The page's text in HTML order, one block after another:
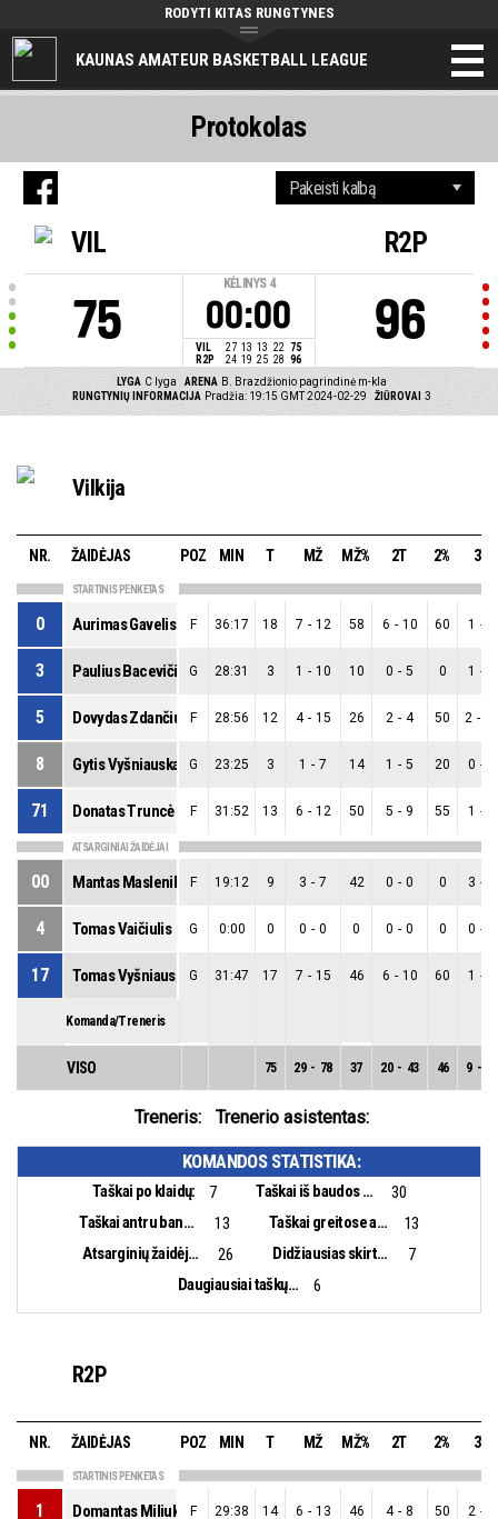
KAUNAS AMATEUR BASKETBALL LEAGUE
RODYTI KITAS RUNGTYNES
VIL
75
KĖLINYS 4
00:00
VIL 27 13 13 22
75
R2P
24 19 25 28 96
R2P
96
LYGA C lyga ARENA B. Brazdžionio pagrindinė m-kla
RUNGTYNIŲ INFORMACIJA Pradžia: 19:15 GMT 2024-02-29 ŽIŪROVAI 3
Protokolas
Vilkija
NR. ŽAIDĖJAS POZ MIN T MŽ MŽ% 2T 2% 3T
STARTINIS PENKETAS
0 Aurimas Gavelis F 36:17 18 7 - 12 58 6 - 10 60 1 -
3 Paulius BacevičiusG 28:31 3 1 - 10 10 0 - 5 0 1 -
5 Dovydas Zdančius F 28:56 12 4 - 15 26 2 - 4 50 2 -
8 Gytis Vyšniauskas G 23:25 3 1 - 7 14 1 - 5 20 0 -
71 Donatas Truncė F 31:52 13 6 - 12 50 5 - 9 55 1 -
ATSARGINIAI ŽAIDĖJAI
00 Mantas Maslenikovas
F 19:12 9 3 - 7 42 0 - 0 0 3 -
4 Tomas Vaičiulis G 0:00 0 0 - 0 0 0 - 0 0 0 -
17 Tomas Vyšniauskas
G 31:47 17 7 - 15 46 6 - 10 60 1 -
Komanda/Treneris
VISO 75 29 - 78 37 20 - 43 46 9 -
Treneris: Trenerio asistentas:
KOMANDOS STATISTIKA:
Taškai po klaidų: 7 Taškai iš baudos aikštelės:
30
Taškai antru bandymu:
13 Taškai greitose atakose:
13
Atsarginių žaidėjų taškai:
26 Didžiausias skirtumas:
7
Daugiausiai taškų iš eilės:
6
R2P
NR. ŽAIDĖJAS POZ MIN T MŽ MŽ% 2T 2% 3T
STARTINIS PENKETAS
1 Domantas MiliukasF 29:38 14 6 - 13 46 4 - 8 50 2 -